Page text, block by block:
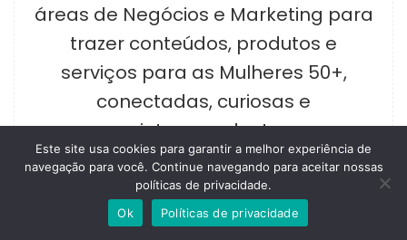
áreas de Negócios e Marketing para
trazer conteúdos, produtos e
serviços para as Mulheres 50+,
conectadas, curiosas e
interessadas!
Cintia Yamamoto Ruggiero
Este site usa cookies para garantir a melhor experiência de
navegação para você. Continue navegando para aceitar nossas
políticas de privacidade.
Ok
Políticas de privacidade